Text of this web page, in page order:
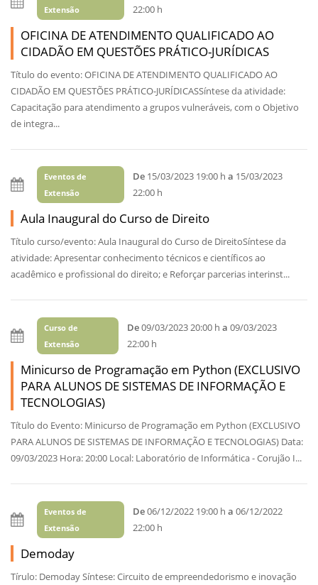
Extensão
22:00 h
OFICINA DE ATENDIMENTO QUALIFICADO AO
CIDADÃO EM QUESTÕES PRÁTICO-JURÍDICAS
Título do evento: OFICINA DE ATENDIMENTO QUALIFICADO AO
CIDADÃO EM QUESTÕES PRÁTICO-JURÍDICASSíntese da atividade:
Capacitação para atendimento a grupos vulneráveis, com o Objetivo
de integra...
Eventos de
Extensão
De 15/03/2023 19:00 ha 15/03/2023
22:00 h
Aula Inaugural do Curso de Direito
Título curso/evento: Aula Inaugural do Curso de DireitoSíntese da
atividade: Apresentar conhecimento técnicos e científicos ao
acadêmico e profissional do direito; e Reforçar parcerias interinst...
Curso de
Extensão
De09/03/2023 20:00 ha 09/03/2023
22:00 h
Minicurso de Programação em Python (EXCLUSIVO
PARA ALUNOS DE SISTEMAS DE INFORMAÇÃO E
TECNOLOGIAS)
Título do Evento: Minicurso de Programação em Python (EXCLUSIVO
PARA ALUNOS DE SISTEMAS DE INFORMAÇÃO E TECNOLOGIAS) Data:
09/03/2023 Hora: 20:00 Local: Laboratório de Informática - Corujão I...
Eventos de
Extensão
De06/12/2022 19:00 ha 06/12/2022
22:00 h
Demoday
Tírulo: Demoday Síntese: Circuito de empreendedorismo e inovação